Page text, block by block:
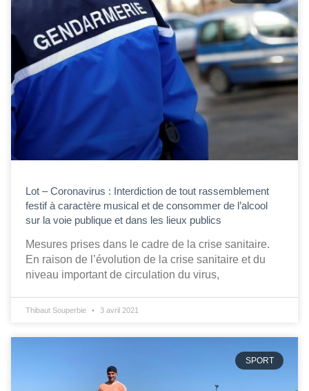
Lot – Coronavirus : Interdiction de tout rassemblement
festif à caractère musical et de consommer de l’alcool
sur la voie publique et dans les lieux publics
Mesures prises dans le cadre de la crise sanitaire.
En raison de l’évolution de la crise sanitaire et du
niveau important de circulation du virus,
Thibaut Souperbie 3 avril 2021
SPORT